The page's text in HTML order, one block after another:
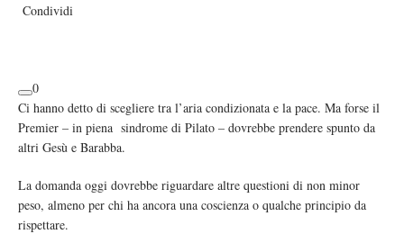
Condividi
0
Ci hanno detto di scegliere tra l’aria condizionata e la pace. Ma forse il
Premier – in piena sindrome di Pilato – dovrebbe prendere spunto da
altri Gesù e Barabba.
La domanda oggi dovrebbe riguardare altre questioni di non minor
peso, almeno per chi ha ancora una coscienza o qualche principio da
rispettare.